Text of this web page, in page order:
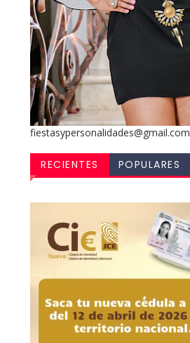
fiestasypersonalidades@gmail.com
RECIENTES POPULARES